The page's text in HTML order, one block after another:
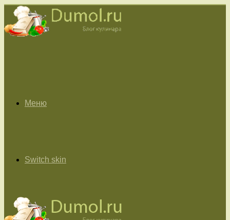
Меню
Switch skin